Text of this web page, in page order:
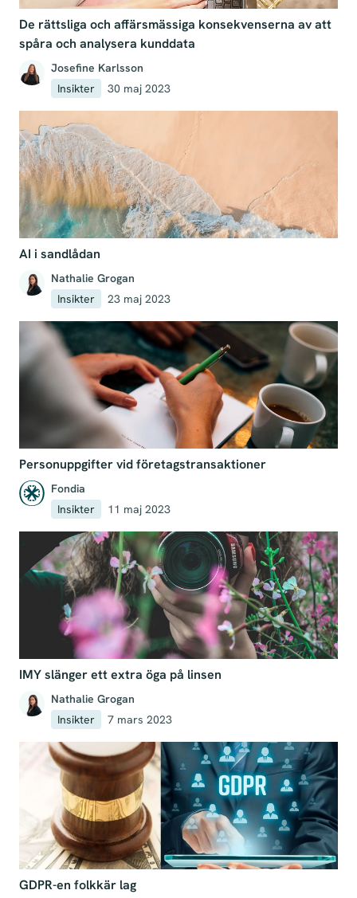
De rättsliga och affärsmässiga konsekvenserna av att
spåra och analysera kunddata
Josefine Karlsson
Insikter
30 maj 2023
AI i sandlådan
Nathalie Grogan
Insikter
23 maj 2023
Personuppgifter vid företagstransaktioner
Fondia
Insikter
11 maj 2023
IMY slänger ett extra öga på linsen
Nathalie Grogan
Insikter
7 mars 2023
GDPR-en folkkär lag